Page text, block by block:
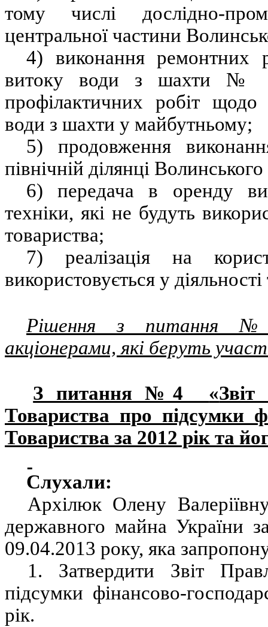
тому числі дослідно-
центральної частини
4) виконання ремонтних
витоку води з шахти № 3
профілактичних робіт
води з шахти у майбутньому;
5) продовження
північній ділянці
6) передача в оренду
техніки, які не будуть
товариства;
7) реалізація на
використовується у
Рішення з питання
акціонерами, які беруть
З питання №4 «
Товариства про підсумки
Товариства за 2012 рік та
Слухали:
Архілюк Олену
державного майна України
09.04.2013 року, яка
1. Затвердити Звіт
підсумки фінансово-
рік.